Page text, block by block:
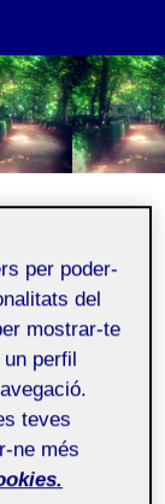
per poder-
del
mostrar-te
perfil
teves
ne més